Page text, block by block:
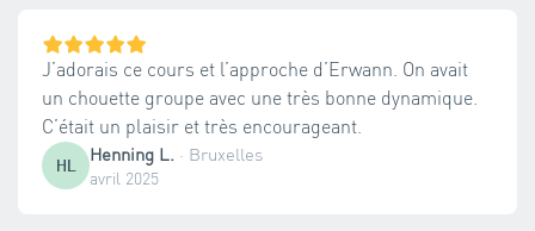
J’adorais ce cours et l’approche d’Erwann. On avait
un chouette groupe avec une très bonne dynamique.
C’était un plaisir et très encourageant.
HL Henning L. · Bruxelles
avril 2025